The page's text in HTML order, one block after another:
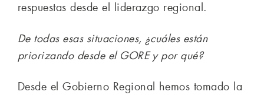
respuestas desde el liderazgo regional.
De todas esas situaciones, ¿cuáles están
priorizando desde el GORE y por qué?
Desde el Gobierno Regional hemos tomado la